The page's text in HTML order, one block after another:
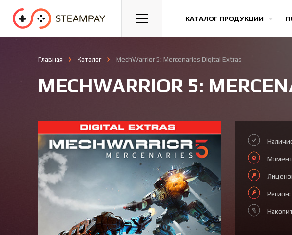
КАТАЛОГ ПРОДУКЦИИ
Спорт Гонки Казуальные Все игры
Главная Каталог MechWarrior 5: Mercenaries Digital Extras
MECHWARRIOR 5: